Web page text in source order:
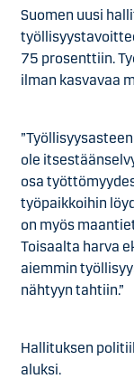
Suomen uusi
75 prosenttiin.
ilman kasvavaa
ole
osa
työpaikkoihin
on myös
Toisaalta harva
aiemmin
nähtyyn tahtiin.”
Hallituksen
aluksi.